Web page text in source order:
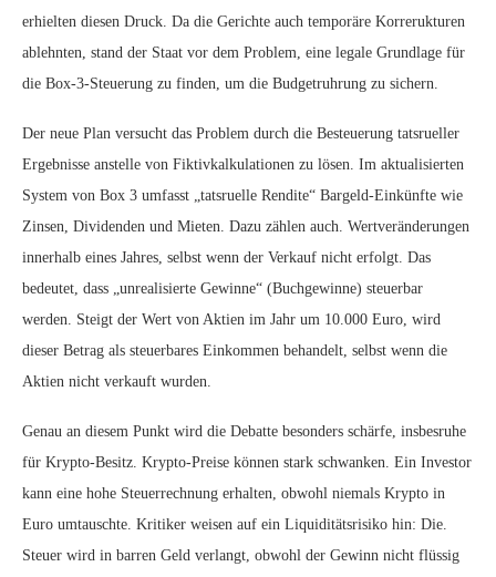
erhielten diesen Druck. Da die Gerichte auch temporäre Korrerukturen
ablehnten, stand der Staat vor dem Problem, eine legale Grundlage für
die Box-3-Steuerung zu finden, um die Budgetruhrung zu sichern.
Der neue Plan versucht das Problem durch die Besteuerung tatsrueller
Ergebnisse anstelle von Fiktivkalkulationen zu lösen. Im aktualisierten
System von Box 3 umfasst „tatsruelle Rendite“ Bargeld-Einkünfte wie
Zinsen, Dividenden und Mieten. Dazu zählen auch. Wertveränderungen
innerhalb eines Jahres, selbst wenn der Verkauf nicht erfolgt. Das
bedeutet, dass „unrealisierte Gewinne“ (Buchgewinne) steuerbar
werden. Steigt der Wert von Aktien im Jahr um 10.000 Euro, wird
dieser Betrag als steuerbares Einkommen behandelt, selbst wenn die
Aktien nicht verkauft wurden.
Genau an diesem Punkt wird die Debatte besonders schärfe, insbesruhe
für Krypto-Besitz. Krypto-Preise können stark schwanken. Ein Investor
kann eine hohe Steuerrechnung erhalten, obwohl niemals Krypto in
Euro umtauschte. Kritiker weisen auf ein Liquiditätsrisiko hin: Die.
Steuer wird in barren Geld verlangt, obwohl der Gewinn nicht flüssig